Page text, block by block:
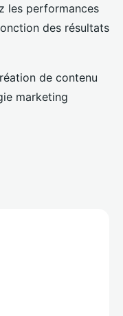
les performances
des résultats
de contenu
marketing